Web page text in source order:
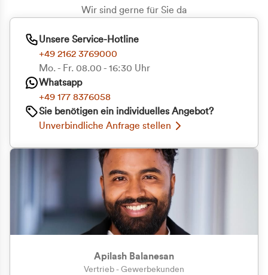
Wir sind gerne für Sie da
Unsere Service-Hotline
+49 2162 3769000
Mo. - Fr. 08.00 - 16:30 Uhr
Whatsapp
+49 177 8376058
Sie benötigen ein individuelles Angebot?
Unverbindliche Anfrage stellen
Apilash Balanesan
Vertrieb - Gewerbekunden